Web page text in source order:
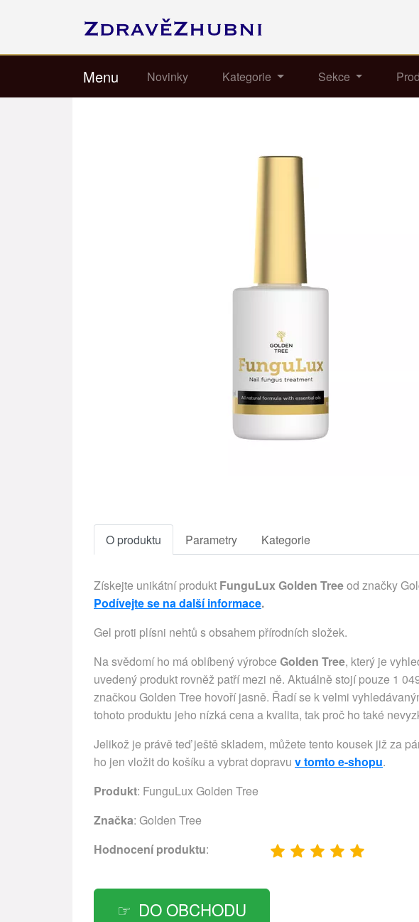
Menu Novinky Kategorie Sekce
O produktu Parametry Kategorie
Získejte unikátní produkt FunguLux Golden Treeod značky
Podívejte se na další informace.
Gel proti plísni nehtů s obsahem přírodních složek.
Na svědomí ho má oblíbený výrobce Golden Tree, který je
uvedený produkt rovněž patří mezi ně. Aktuálně stojí pouze 1
značkou Golden Tree hovoří jasně. Řadí se k velmi
tohoto produktu jeho nízká cena a kvalita, tak proč ho také
Jelikož je právě teď ještě skladem, můžete tento kousek již za
ho jen vložit do košíku a vybrat dopravu v tomto e-shopu.
Produkt: FunguLux Golden Tree
Značka: Golden Tree
Hodnocení produktu:
DO OBCHODU